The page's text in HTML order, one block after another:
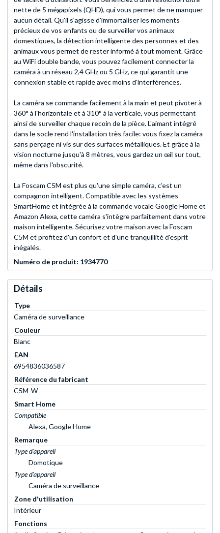
nette de 5 mégapixels (QHD), qui vous permet de ne manquer
aucun détail. Qu'il s'agisse d'immortaliser les moments
précieux de vos enfants ou de surveiller vos animaux
domestiques, la détection intelligente des personnes et des
animaux vous permet de rester informé à tout moment. Grâce
au WiFi double bande, vous pouvez facilement connecter la
caméra à un réseau 2,4 GHz ou 5 GHz, ce qui garantit une
connexion stable et rapide avec moins d'interférences.
La caméra se commande facilement à la main et peut pivoter à
360° à l'horizontale et à 310° à la verticale, vous permettant
ainsi de surveiller chaque recoin de la pièce. L'aimant intégré
dans le socle rend l'installation très facile: vous fixez la caméra
sans perçage ni vis sur des surfaces métalliques. Et grâce à la
vision nocturne jusqu'à 8 mètres, vous gardez un œil sur tout,
même dans l'obscurité.
La Foscam C5M est plus qu'une simple caméra, c'est un
compagnon intelligent. Compatible avec les systèmes
SmartHome et intégrée à la commande vocale Google Home et
Amazon Alexa, cette caméra s'intègre parfaitement dans votre
maison intelligente. Sécurisez votre maison avec la Foscam
C5M et profitez d'un confort et d'une tranquillité d'esprit
inégalés.
Numéro de produit: 1934770
Détails
Type
Caméra de surveillance
Couleur
Blanc
EAN
6954836036587
Référence du fabricant
C5M-W
Smart Home
Compatible
Alexa, Google Home
Remarque
Type d'appareil
Domotique
Type d'appareil
Caméra de surveillance
Zone d'utilisation
Intérieur
Fonctions